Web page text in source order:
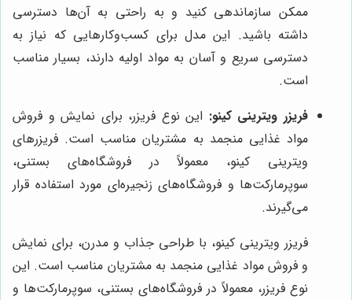
ممکن سازماندهی کنید و به راحتی به آن‌ها دسترسی
داشته باشید. این مدل برای کسب‌وکارهایی که نیاز به
دسترسی سریع و آسان به مواد اولیه دارند، بسیار مناسب
است.
فریزر ویترینی کینو: این نوع فریزر، برای نمایش و فروش
مواد غذایی منجمد به مشتریان مناسب است. فریزرهای
ویترینی کینو، معمولاً در فروشگاه‌های بستنی،
سوپرمارکت‌ها و فروشگاه‌های زنجیره‌ای مورد استفاده قرار
می‌گیرند.
فریزر ویترینی کینو، با طراحی جذاب و مدرن، برای نمایش
و فروش مواد غذایی منجمد به مشتریان مناسب است. این
نوع فریزر، معمولاً در فروشگاه‌های بستنی، سوپرمارکت‌ها و